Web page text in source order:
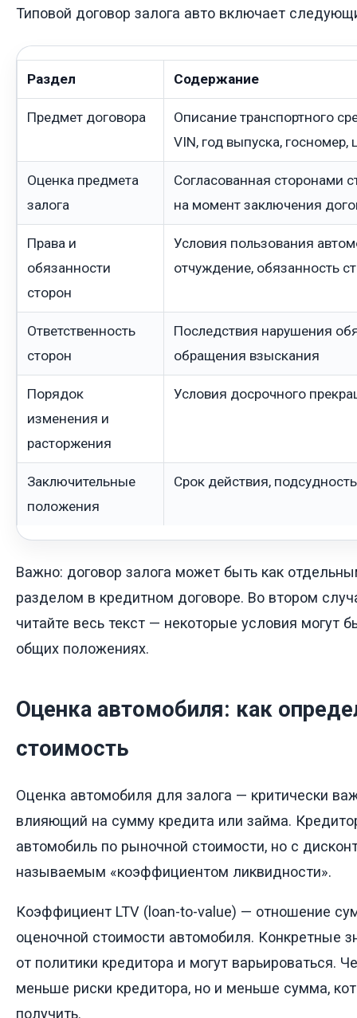
Типовой договор залога авто включает
Раздел Содержание
Предмет договора
Описание транспортного
VIN, год выпуска, госномер,
Оценка предмета
залога
Согласованная сторонами
на момент заключения
Права и
обязанности
сторон
Условия пользования
отчуждение, обязанность
Ответственность
сторон
Последствия нарушения
обращения взыскания
Порядок
изменения и
расторжения
Условия досрочного
Заключительные
положения
Срок действия,
Важно: договор залога может быть как
разделом в кредитном договоре. Во втором
читайте весь текст — некоторые условия могут
общих положениях.
Оценка автомобиля: как
стоимость
Оценка автомобиля для залога — критически
влияющий на сумму кредита или займа.
автомобиль по рыночной стоимости, но с
называемым «коэффициентом ликвидности».
Коэффициент LTV (loan-to-value) — отношение
оценочной стоимости автомобиля. Конкретные
от политики кредитора и могут варьироваться.
меньше риски кредитора, но и меньше сумма,
получить.